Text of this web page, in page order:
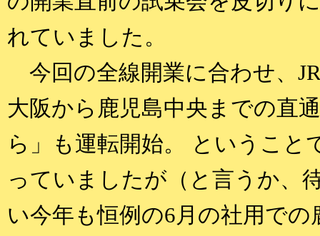
れていました。
今回の全線開業に合わせ、
大阪から鹿児島中央までの直
ら」も運転開始。 ということ
っていましたが（と言うか、
い今年も恒例の6月の社用での